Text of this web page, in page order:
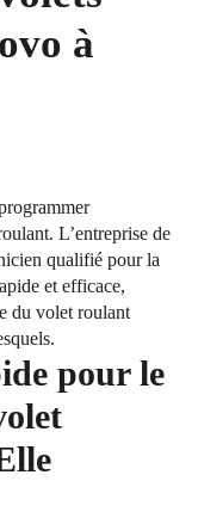
à
L’entreprise de
qualifié pour la
et efficace,
du volet roulant
pour le